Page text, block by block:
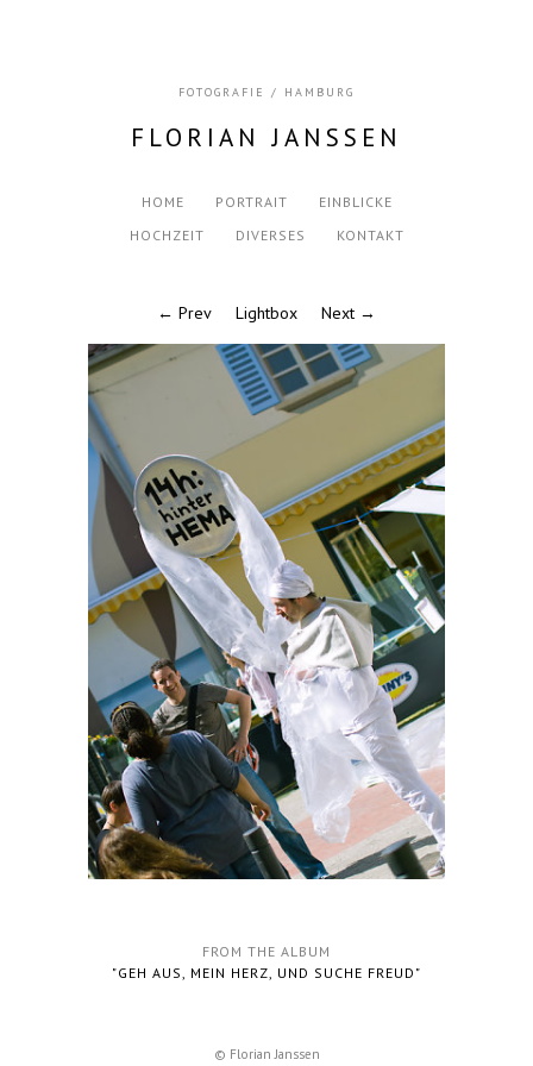
FOTOGRAFIE / HAMBURG
FLORIAN JANSSEN
HOME PORTRAIT
EINBLICKE
HOCHZEIT
DIVERSES KONTAKT
← Prev Lightbox Next →
FROM THE ALBUM
"GEH AUS, MEIN HERZ, UND SUCHE FREUD"
© Florian Janssen